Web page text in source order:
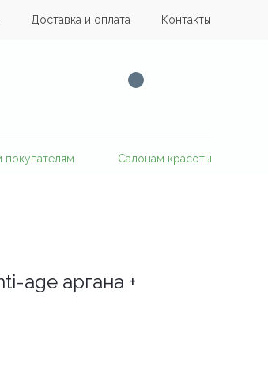
Салонам красоты
Доставка и оплата Контакты
age аргана +